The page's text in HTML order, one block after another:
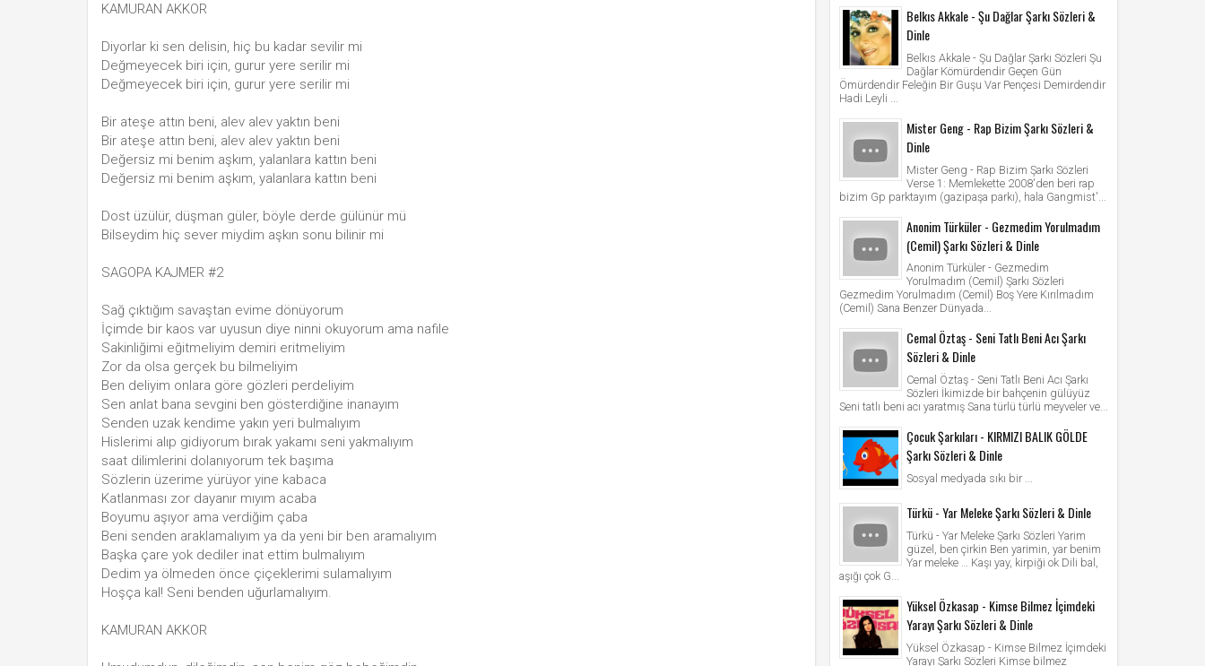
KAMURAN AKKOR
Diyorlar ki sen delisin, hiç bu kadar sevilir mi
Değmeyecek biri için, gurur yere serilir mi
Değmeyecek biri için, gurur yere serilir mi
Bir ateşe attın beni, alev alev yaktın beni
Bir ateşe attın beni, alev alev yaktın beni
Değersiz mi benim aşkım, yalanlara kattın beni
Değersiz mi benim aşkım, yalanlara kattın beni
Dost üzülür, düşman güler, böyle derde gülünür mü
Bilseydim hiç sever miydim aşkın sonu bilinir mi
SAGOPA KAJMER #2
Sağ çıktığım savaştan evime dönüyorum
İçimde bir kaos var uyusun diye ninni okuyorum ama nafile
Sakinliğimi eğitmeliyim demiri eritmeliyim
Zor da olsa gerçek bu bilmeliyim
Ben deliyim onlara göre gözleri perdeliyim
Sen anlat bana sevgini ben gösterdiğine inanayım
Senden uzak kendime yakın yeri bulmalıyım
Hislerimi alıp gidiyorum bırak yakamı seni yakmalıyım
saat dilimlerini dolanıyorum tek başıma
Sözlerin üzerime yürüyor yine kabaca
Katlanması zor dayanır mıyım acaba
Boyumu aşıyor ama verdiğim çaba
Beni senden araklamalıyım ya da yeni bir ben aramalıyım
Başka çare yok dediler inat ettim bulmalıyım
Dedim ya ölmeden önce çiçeklerimi sulamalıyım
Hoşça kal! Seni benden uğurlamalıyım.
KAMURAN AKKOR
Belkıs Akkale - Şu Dağlar Şarkı Sözleri &
Dinle
Belkıs Akkale - Şu Dağlar Şarkı Sözleri Şu
Dağlar Kömürdendir Geçen Gün
Ömürdendir Feleğin Bir Guşu Var Pençesi Demirdendir
Hadi Leyli ...
Mister Geng - Rap Bizim Şarkı Sözleri &
Dinle
Mister Geng - Rap Bizim Şarkı Sözleri
Verse 1: Memlekette 2008'den beri rap
bizim Gp parktayım (gazipaşa parkı), hala Gangmist'...
Anonim Türküler - Gezmedim Yorulmadım
(Cemil) Şarkı Sözleri & Dinle
Anonim Türküler - Gezmedim
Yorulmadım (Cemil) Şarkı Sözleri
Gezmedim Yorulmadım (Cemil) Boş Yere Kırılmadım
(Cemil) Sana Benzer Dünyada...
Cemal Öztaş - Seni Tatlı Beni Acı Şarkı
Sözleri & Dinle
Cemal Öztaş - Seni Tatlı Beni Acı Şarkı
Sözleri İkimizde bir bahçenin gülüyüz
Seni tatlı beni acı yaratmış Sana türlü türlü meyveler ve...
Çocuk Şarkıları - KIRMIZI BALIK GÖLDE
Şarkı Sözleri & Dinle
Sosyal medyada sıkı bir ...
Türkü - Yar Meleke Şarkı Sözleri & Dinle
Türkü - Yar Meleke Şarkı Sözleri Yarim
güzel, ben çirkin Ben yarimin, yar benim
Yar meleke … Kaşı yay, kirpiği ok Dili bal,
aşığı çok G...
Yüksel Özkasap - Kimse Bilmez İçimdeki
Yarayı Şarkı Sözleri & Dinle
Yüksel Özkasap - Kimse Bilmez İçimdeki
Yarayı Şarkı Sözleri Kimse bilmez